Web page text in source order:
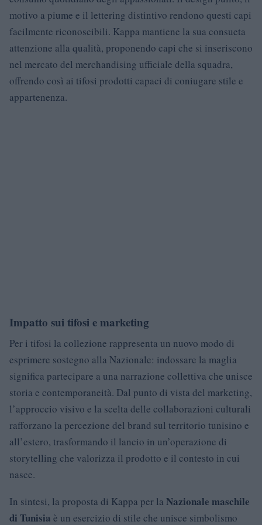
motivo a piume e il lettering distintivo rendono questi capi
facilmente riconoscibili. Kappa mantiene la sua consueta
attenzione alla qualità, proponendo capi che si inseriscono
nel mercato del merchandising ufficiale della squadra,
offrendo così ai tifosi prodotti capaci di coniugare stile e
appartenenza.
Impatto sui tifosi e marketing
Per i tifosi la collezione rappresenta un nuovo modo di
esprimere sostegno alla Nazionale: indossare la maglia
significa partecipare a una narrazione collettiva che unisce
storia e contemporaneità. Dal punto di vista del marketing,
l’approccio visivo e la scelta delle collaborazioni culturali
rafforzano la percezione del brand sul territorio tunisino e
all’estero, trasformando il lancio in un’operazione di
storytelling che valorizza il prodotto e il contesto in cui
nasce.
In sintesi, la proposta di Kappa per la Nazionale maschile
di Tunisia è un esercizio di stile che unisce simbolismo